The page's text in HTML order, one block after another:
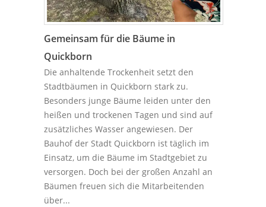
Gemeinsam für die Bäume in
Quickborn
Die anhaltende Trockenheit setzt den
Stadtbäumen in Quickborn stark zu.
Besonders junge Bäume leiden unter den
heißen und trockenen Tagen und sind auf
zusätzliches Wasser angewiesen. Der
Bauhof der Stadt Quickborn ist täglich im
Einsatz, um die Bäume im Stadtgebiet zu
versorgen. Doch bei der großen Anzahl an
Bäumen freuen sich die Mitarbeitenden
über...